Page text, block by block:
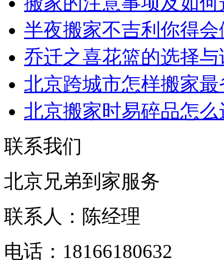
半夜搬家不吉利你得
乔迁之喜花篮的选择
北京跨城市怎样搬家
北京搬家时易碎品怎
联系我们
北京兄弟到家服务
联系人：陈经理
电话：18166180632